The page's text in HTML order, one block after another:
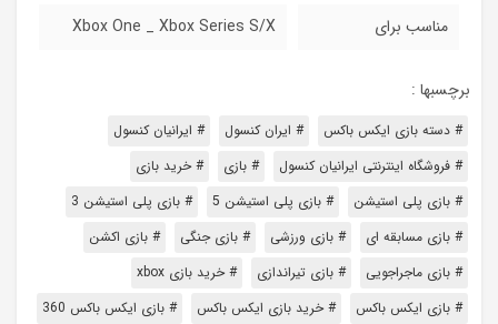
مناسب برای Xbox One _ Xbox Series S/X
برچسبها :
# دسته بازی ایکس باکس # ایران کنسول
# ایرانیان کنسول
# فروشگاه اینترنتی ایرانیان کنسول
# بازی
# خرید بازی
# بازی پلی استیشن
# بازی پلی استیشن 5
# بازی پلی استیشن 3
# بازی مسابقه ای
# بازی ورزشی # بازی جنگی
# بازی اکشن
# بازی ماجراجویی
# بازی تیراندازی
# خرید بازی xbox
# بازی ایکس باکس
# خرید بازی ایکس باکس
# بازی ایکس باکس 360